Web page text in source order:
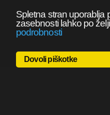
Spletna stran uporablja
zasebnosti lahko po
podrobnosti
Dovoli piškotke